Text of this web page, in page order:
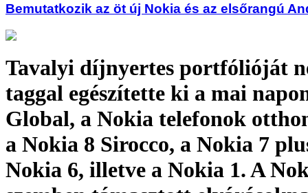
Bemutatkozik az öt új Nokia és az elsőrangú
Tavalyi díjnyertes portfólióját
taggal egészítette ki a mai
Global, a Nokia telefonok
a Nokia 8 Sirocco, a Nokia 7
Nokia 6, illetve a Nokia 1. A